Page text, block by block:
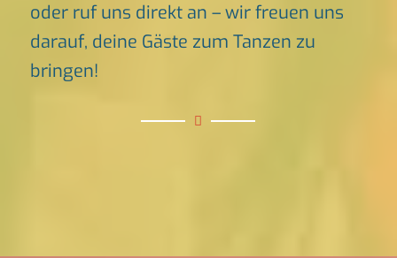
oder ruf uns direkt an – wir freuen uns
darauf, deine Gäste zum Tanzen zu
bringen!